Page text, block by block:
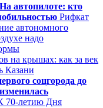
На автопилоте: кто
Рифкат
автономного
надо
соцгорода до
70-летию Дня